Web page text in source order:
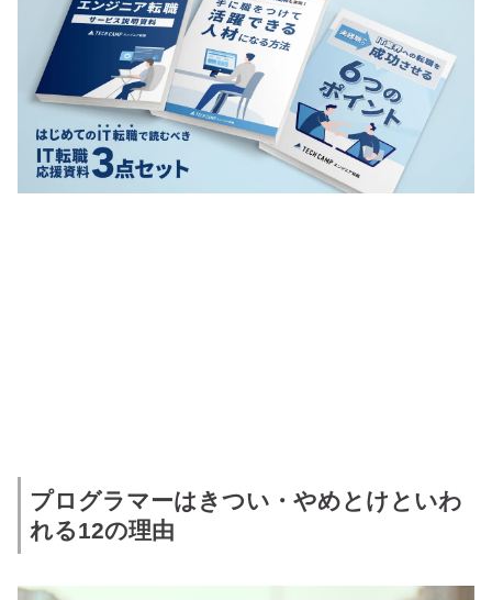
プログラマーはきつい・やめとけといわ
れる12の理由